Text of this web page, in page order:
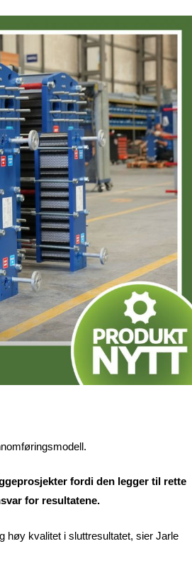
fordi den legger til rette
for resultatene.
høy kvalitet i sluttresultatet, sier Jarle